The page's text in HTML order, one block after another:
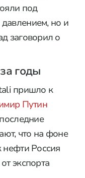
под
но и
заговорил о
годы
пришло к
Путин
что на фоне
нефти Россия
экспорта